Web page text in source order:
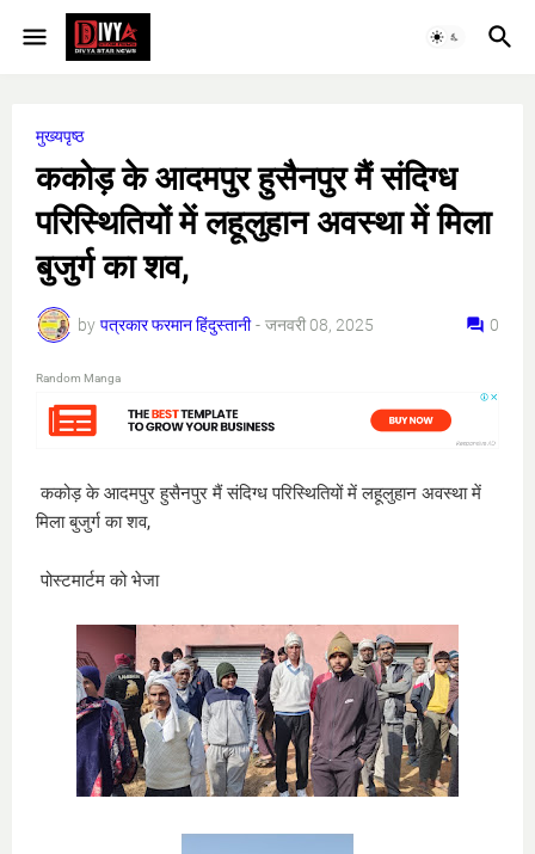
मुख्यपृष्ठ
ककोड़ के आदमपुर हुसैनपुर मैं संदिग्ध
परिस्थितियों में लहूलुहान अवस्था में मिला
बुजुर्ग का शव,
by पत्रकार फरमान हिंदुस्तानी - जनवरी 08, 2025 0
Random Manga
ककोड़ के आदमपुर हुसैनपुर मैं संदिग्ध परिस्थितियों में लहूलुहान अवस्था में
मिला बुजुर्ग का शव,
पोस्टमार्टम को भेजा